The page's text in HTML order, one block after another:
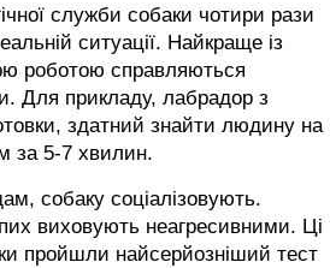
служби собаки чотири рази
ситуації. Найкраще із
роботою справляються
Для прикладу, лабрадор з
здатний знайти людину на
за 5-7 хвилин.
собаку соціалізовують.
виховують неагресивними. Ці
пройшли найсерйозніший тест